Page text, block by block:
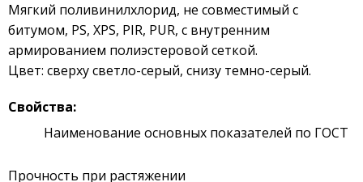
Мягкий поливинилхлорид, не совместимый с
битумом, PS, XPS, PIR, PUR, с внутренним
армированием полиэстеровой сеткой.
Цвет: сверху светло-серый, снизу темно-серый.
Свойства:
Наименование основных показателей по ГОСТ
Прочность при растяжении